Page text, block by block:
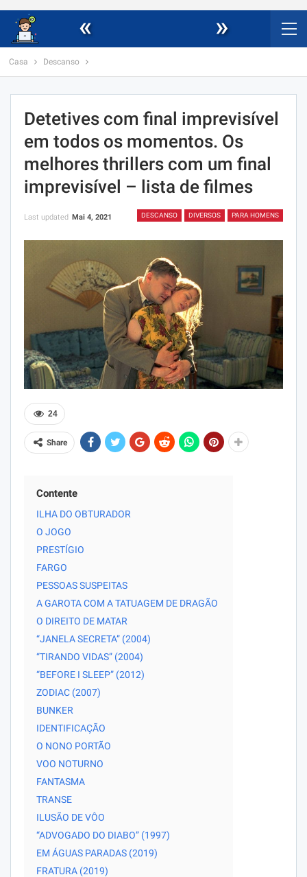
« »
Casa Descanso
Detetives com final imprevisível
em todos os momentos. Os
melhores thrillers com um final
imprevisível – lista de filmes
DESCANSO DIVERSOS PARA HOMENS
Last updated Mai 4, 2021
24
Share
Contente
ILHA DO OBTURADOR
O JOGO
PRESTÍGIO
FARGO
PESSOAS SUSPEITAS
A GAROTA COM A TATUAGEM DE DRAGÃO
O DIREITO DE MATAR
“JANELA SECRETA” (2004)
“TIRANDO VIDAS” (2004)
“BEFORE I SLEEP” (2012)
ZODIAC (2007)
BUNKER
IDENTIFICAÇÃO
O NONO PORTÃO
VOO NOTURNO
FANTASMA
TRANSE
ILUSÃO DE VÔO
“ADVOGADO DO DIABO” (1997)
EM ÁGUAS PARADAS (2019)
FRATURA (2019)